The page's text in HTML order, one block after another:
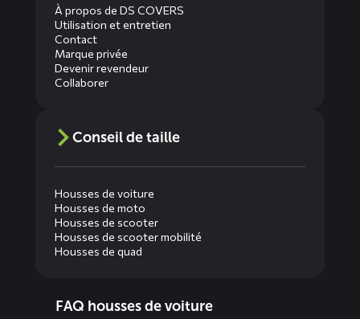
À propos de DS COVERS
Utilisation et entretien
Contact
Marque privée
Devenir revendeur
Collaborer
Conseil de taille
Housses de voiture
Housses de moto
Housses de scooter
Housses de scooter mobilité
Housses de quad
menusFAQ housses de voiture